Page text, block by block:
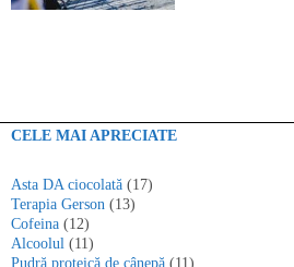
CELE MAI APRECIATE
Asta DA ciocolată (17)
Terapia Gerson (13)
Cofeina (12)
Alcoolul (11)
Pudră proteică de cânepă (11)